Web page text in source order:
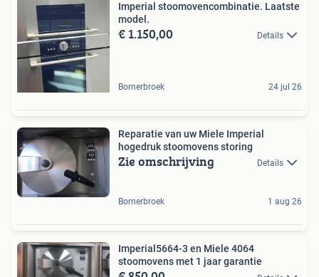
Imperial stoomovencombinatie. Laatste
model.
€ 1.150,00 Details
Bornerbroek 24 jul 26
Reparatie van uw Miele Imperial
hogedruk stoomovens storing
Zie omschrijving Details
Bornerbroek 1 aug 26
Imperial5664-3 en Miele 4064
stoomovens met 1 jaar garantie